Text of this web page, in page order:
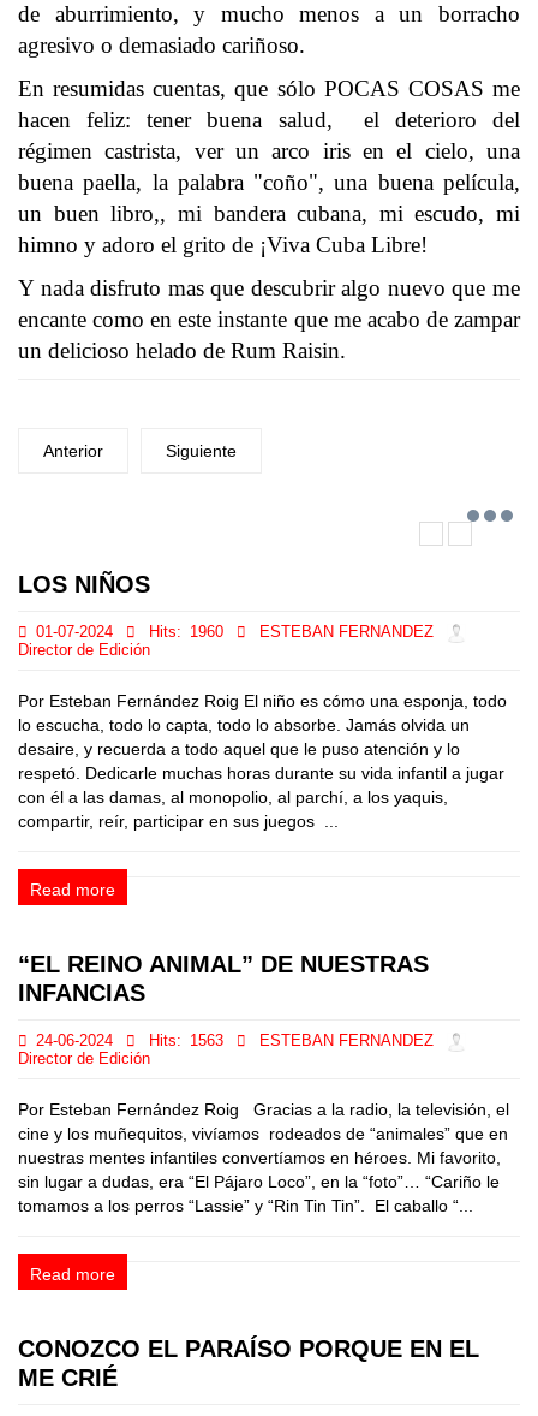
de aburrimiento, y mucho menos a un borracho
agresivo o demasiado cariñoso.
En resumidas cuentas, que sólo POCAS COSAS me
hacen feliz: tener buena salud, el deterioro del
régimen castrista, ver un arco iris en el cielo, una
buena paella, la palabra "coño", una buena película,
un buen libro,, mi bandera cubana, mi escudo, mi
himno y adoro el grito de ¡Viva Cuba Libre!
Y nada disfruto mas que descubrir algo nuevo que me
encante como en este instante que me acabo de zampar
un delicioso helado de Rum Raisin.
Anterior Siguiente
LOS NIÑOS
01-07-2024 Hits: 1960
ESTEBAN FERNANDEZ
Director de Edición
Por Esteban Fernández Roig El niño es cómo una esponja, todo
lo escucha, todo lo capta, todo lo absorbe. Jamás olvida un
desaire, y recuerda a todo aquel que le puso atención y lo
respetó. Dedicarle muchas horas durante su vida infantil a jugar
con él a las damas, al monopolio, al parchí, a los yaquis,
compartir, reír, participar en sus juegos ...
Read more
“EL REINO ANIMAL” DE NUESTRAS
INFANCIAS
24-06-2024 Hits: 1563
ESTEBAN FERNANDEZ
Director de Edición
Por Esteban Fernández Roig Gracias a la radio, la televisión, el
cine y los muñequitos, vivíamos rodeados de “animales” que en
nuestras mentes infantiles convertíamos en héroes. Mi favorito,
sin lugar a dudas, era “El Pájaro Loco”, en la “foto”… “Cariño le
tomamos a los perros “Lassie” y “Rin Tin Tin”. El caballo “...
Read more
CONOZCO EL PARAÍSO PORQUE EN EL
ME CRIÉ